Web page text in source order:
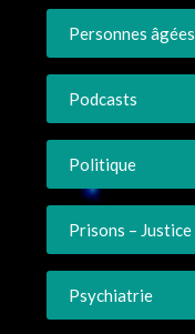
Personnes âgées
Podcasts
Politique
Prisons – Justice
Psychiatrie